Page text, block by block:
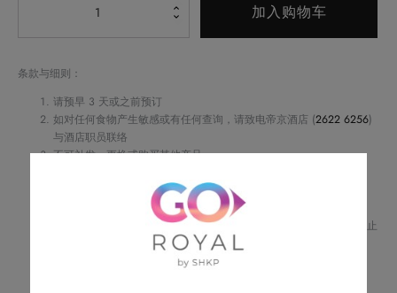
巧
加入购物车
条款与细则：
请预早 3 天或之前预订
如对任何食物产生敏感或有任何查询，请致电帝京酒店 (2622 6256)
与酒店职员联络
不可补发、更换或购买其他产品
订单一经确认，不可更改、取消或退款
请务必检查所填资料，以确保交易快捷及顺利
Royal Delights by Royal Hotels 保留修改优惠条款及细则、更改或终止
此优惠之权利，恕不另行通知
如有任何争议，Royal Delights by Royal Hotels 保留最终决定权